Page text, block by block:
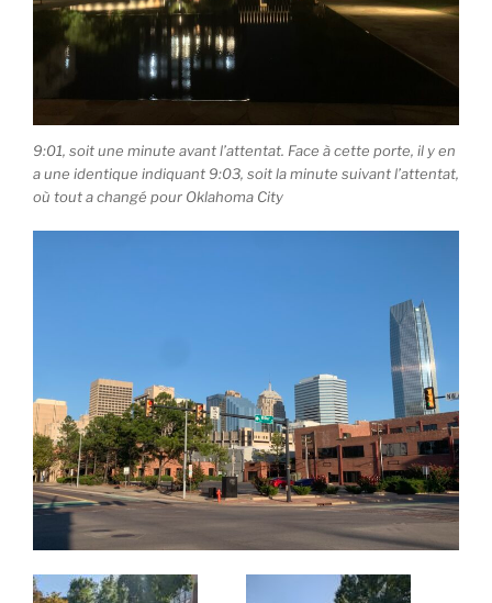
9:01, soit une minute avant l’attentat. Face à cette porte, il y en
a une identique indiquant 9:03, soit la minute suivant l’attentat,
où tout a changé pour Oklahoma City